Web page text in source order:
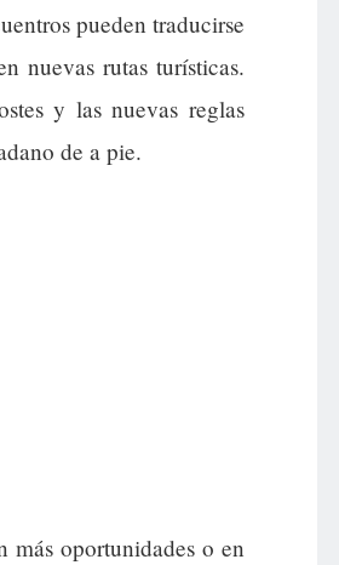
pueden traducirse
nuevas rutas turísticas.
y las nuevas reglas
de a pie.
más oportunidades o en